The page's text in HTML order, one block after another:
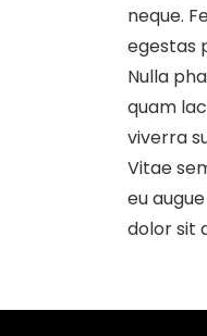
neque.
egestas
Nulla
quam
viverra
Vitae
eu
dolor sit